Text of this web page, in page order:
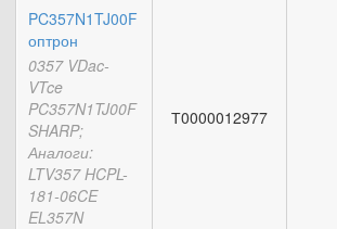
PC357N1TJ00F
оптрон
0357 VDac-
VTce
PC357N1TJ00F
SHARP;
Аналоги:
LTV357 HCPL-
181-06CE
EL357N
Т0000012977